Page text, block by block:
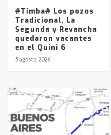
#Timba# Los pozos
Tradicional, La
Segunda y Revancha
quedaron vacantes
en el Quini 6
5 agosto, 2026